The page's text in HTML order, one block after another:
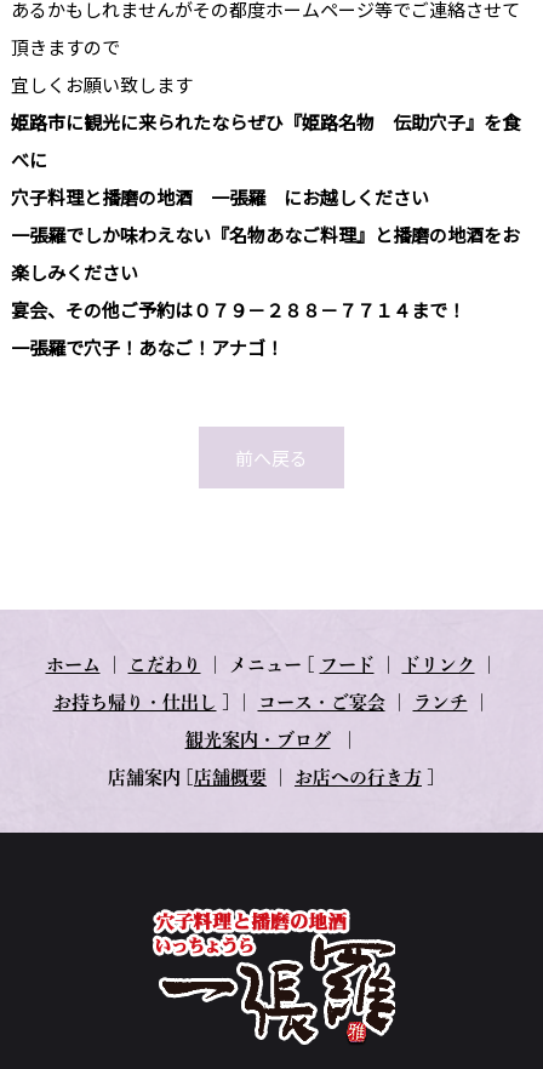
あるかもしれませんがその都度ホームページ等でご連絡させて
頂きますので
宜しくお願い致します
姫路市に観光に来られたならぜひ『姫路名物 伝助穴子』を食
べに
穴子料理と播磨の地酒 一張羅 にお越しください
一張羅でしか味わえない『名物あなご料理』と播磨の地酒をお
楽しみください
宴会、その他ご予約は０７９－２８８－７７１４まで！
一張羅で穴子！あなご！アナゴ！
前へ戻る
ホーム こだわり メニュー フード ドリンク
お持ち帰り・仕出し コース・ご宴会｜ ランチ
観光案内・ブログ｜
店舗案内 店舗概要 お店への行き方